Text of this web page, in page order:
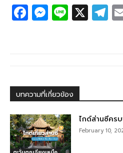
F
a
o
o
k
M
e
g
er
Li
n
X T
el
บทความที่เกี่ยวข้อง
ไกด์ส่านซีคร
February 10,